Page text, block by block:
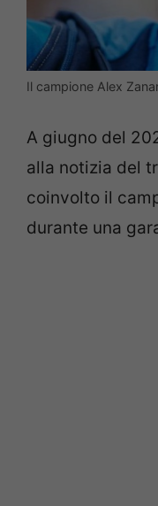
Il campione Alex
A giugno del
alla notizia del
coinvolto il
durante una